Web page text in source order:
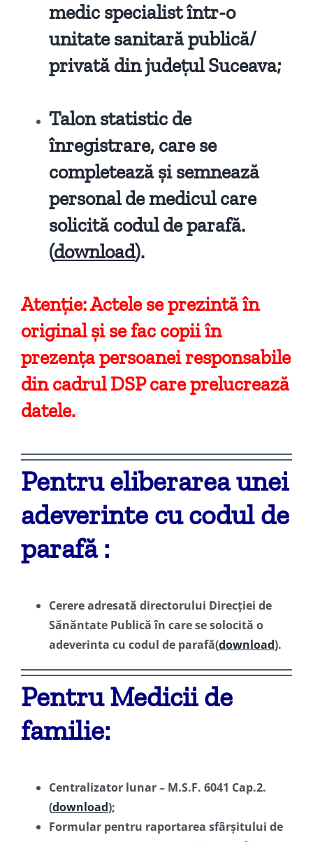
medic specialist într-o
unitate sanitară publică/
privată din județul Suceava;
Talon statistic de
înregistrare, care se
completează și semnează
personal de medicul care
solicită codul de parafă.
(download).
Atenție: Actele se prezintă în
original și se fac copii în
prezența persoanei responsabile
din cadrul DSP care prelucrează
datele.
Pentru eliberarea unei
adeverinte cu codul de
parafă :
Cerere adresată directorului Direcției de
Sănăntate Publică în care se solocită o
adeverinta cu codul de parafă(download).
Pentru Medicii de
familie:
Centralizator lunar – M.S.F. 6041 Cap.2.
(download);
Formular pentru raportarea sfârșitului de